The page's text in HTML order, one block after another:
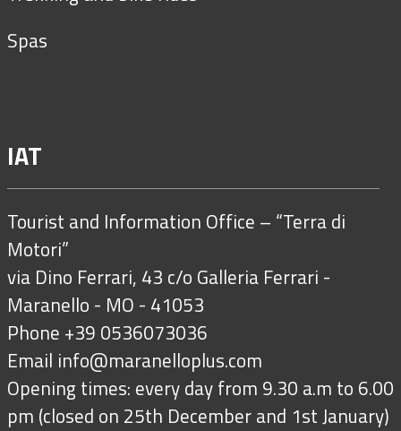
Spas
IAT
Tourist and Information Office – “Terra di
Motori”
via Dino Ferrari, 43 c/o Galleria Ferrari -
Maranello - MO - 41053
Phone +39 0536073036
Email info@maranelloplus.com
Opening times: every day from 9.30 a.m to 6.00
pm (closed on 25th December and 1st January)